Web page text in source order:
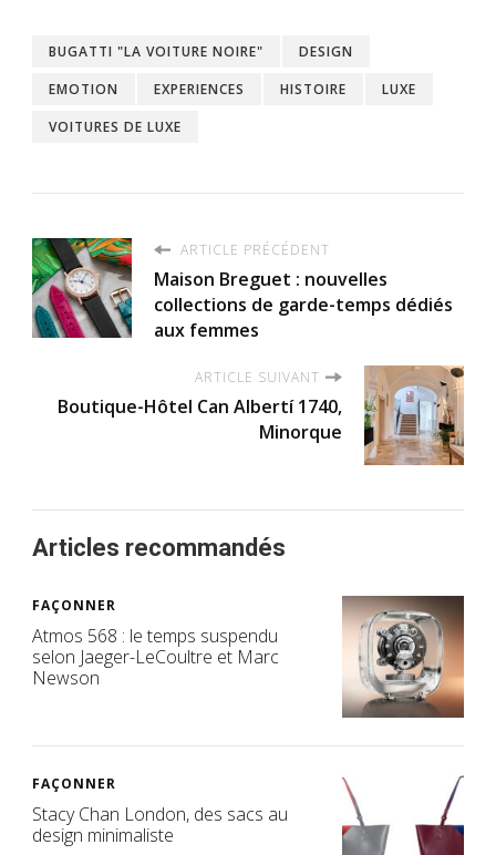
BUGATTI "LA VOITURE NOIRE"
DESIGN
EMOTION
EXPERIENCES HISTOIRE
LUXE
VOITURES DE LUXE
ARTICLE PRÉCÉDENT
Maison Breguet : nouvelles
collections de garde-temps dédiés
aux femmes
ARTICLE SUIVANT
Boutique-Hôtel Can Albertí 1740,
Minorque
Articles recommandés
FAÇONNER
Atmos 568 : le temps suspendu
selon Jaeger-LeCoultre et Marc
Newson
FAÇONNER
Stacy Chan London, des sacs au
design minimaliste